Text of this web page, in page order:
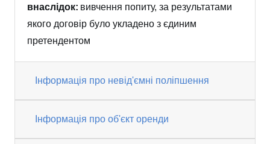
внаслідок: вивчення попиту, за результатами
якого договір було укладено з єдиним
претендентом
Інформація про невід'ємні поліпшення
Інформація про об'єкт оренди